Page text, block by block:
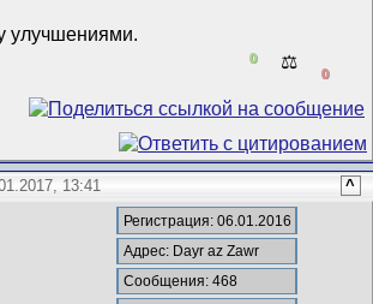
улучшениями.
0 ⚖️
0
13:41 ^
Регистрация: 06.01.2016
Адрес: Dayr az Zawr
Сообщения: 468